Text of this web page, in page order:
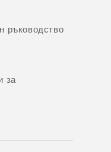
ръководство
за